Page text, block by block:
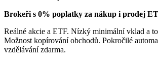
Brokeři s 0% poplatky za nákup i prodej
Reálné akcie a ETF. Nízký minimální vklad a
Možnost kopírování obchodů. Pokročilé
vzdělávání zdarma.